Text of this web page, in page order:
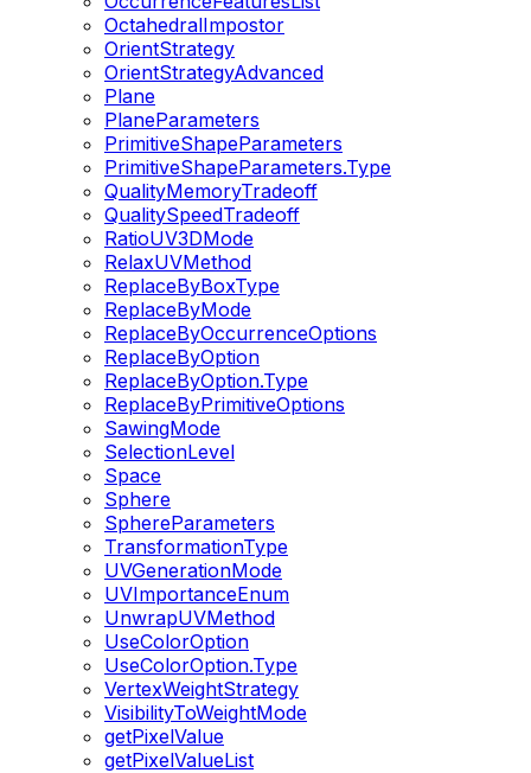
OctahedralImpostor
OrientStrategy
OrientStrategyAdvanced
Plane
PlaneParameters
PrimitiveShapeParameters
PrimitiveShapeParameters.Type
QualityMemoryTradeoff
QualitySpeedTradeoff
RatioUV3DMode
RelaxUVMethod
ReplaceByBoxType
ReplaceByMode
ReplaceByOccurrenceOptions
ReplaceByOption
ReplaceByOption.Type
ReplaceByPrimitiveOptions
SawingMode
SelectionLevel
Space
Sphere
SphereParameters
TransformationType
UVGenerationMode
UVImportanceEnum
UnwrapUVMethod
UseColorOption
UseColorOption.Type
VertexWeightStrategy
VisibilityToWeightMode
getPixelValue
getPixelValueList